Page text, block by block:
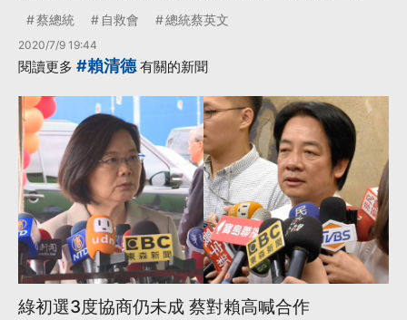
蔡總統 自救會 總統蔡英文
2020/7/9 19:44
閱讀更多 #賴清德有關的新聞
綠初選3度協商仍未成 蔡對賴高喊合作